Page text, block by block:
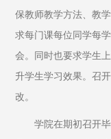
保教师教学方法、教
求每门课每位同学每
会。同时也要求学生
升学生学习效果。召
改。
学院在期初召开